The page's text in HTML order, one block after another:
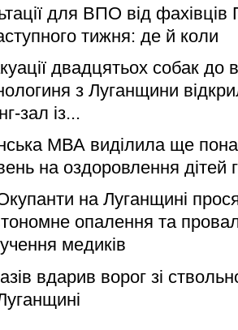
для ВПО від
тижня: де й коли
двадцятьох собак до
з Луганщини
зал із...
МВА виділила ще
на оздоровлення дітей
на Луганщині
опалення та
медиків
вдарив ворог зі